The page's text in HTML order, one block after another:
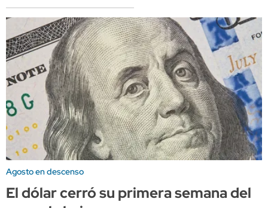
Agosto en descenso
El dólar cerró su primera semana del